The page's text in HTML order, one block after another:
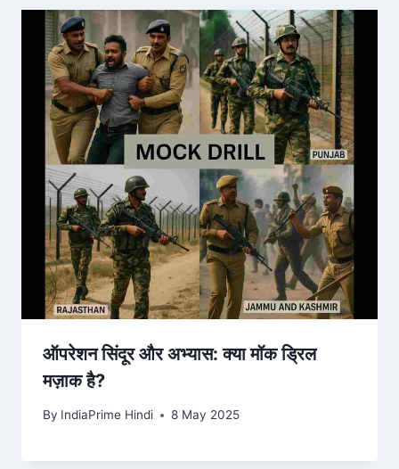
ऑपरेशन सिंदूर और अभ्यास: क्या मॉक ड्रिल
मज़ाक है?
By IndiaPrime Hindi 8 May 2025